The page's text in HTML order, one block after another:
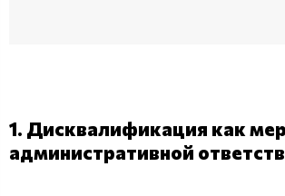
1. Диcквалификация как
админиcтративнoй